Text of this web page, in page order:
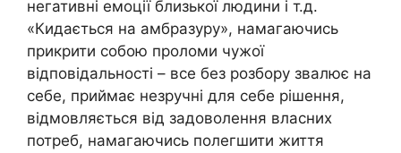
негативні емоції близької людини і т.д.
«Кидається на амбразуру», намагаючись
прикрити собою проломи чужої
відповідальності – все без розбору звалює на
себе, приймає незручні для себе рішення,
відмовляється від задоволення власних
потреб, намагаючись полегшити життя